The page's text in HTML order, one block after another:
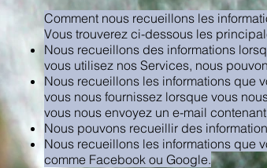
Comment nous recueillons les
Vous trouverez ci-dessous les
Nous recueillons des informations
vous utilisez nos Services, nous
Nous recueillons les informations que
vous nous fournissez lorsque vous
vous nous envoyez un e-mail
Nous pouvons recueillir des
Nous recueillons les informations que
comme Facebook ou Google.